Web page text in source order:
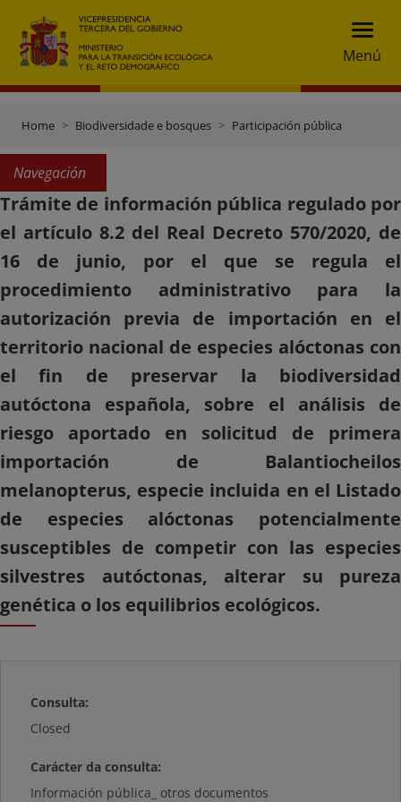
Menú
Home Biodiversidade e bosques Participación pública
Navegación
Trámite de información pública regulado por
el artículo 8.2 del Real Decreto 570/2020, de
16 de junio, por el que se regula el
procedimiento administrativo para la
autorización previa de importación en el
territorio nacional de especies alóctonas con
el fin de preservar la biodiversidad
autóctona española, sobre el análisis de
riesgo aportado en solicitud de primera
importación de Balantiocheilos
melanopterus, especie incluida en el Listado
de especies alóctonas potencialmente
susceptibles de competir con las especies
silvestres autóctonas, alterar su pureza
genética o los equilibrios ecológicos.
Consulta:
Closed
Carácter da consulta:
Información pública_ otros documentos